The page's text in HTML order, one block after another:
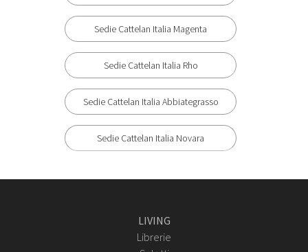
Sedie Cattelan Italia Magenta
Sedie Cattelan Italia Rho
Sedie Cattelan Italia Abbiategrasso
Sedie Cattelan Italia Novara
LIVING
Librerie